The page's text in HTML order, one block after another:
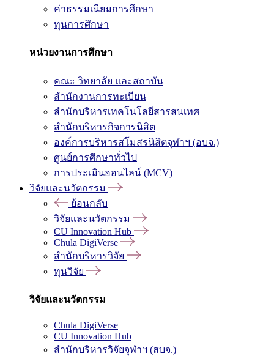
ค่าธรรมเนียมการศึกษา
ทุนการศึกษา
หน่วยงานการศึกษา
คณะ วิทยาลัย และสถาบัน
สำนักงานการทะเบียน
สำนักบริหารเทคโนโลยีสารสนเทศ
สำนักบริหารกิจการนิสิต
องค์การบริหารสโมสรนิสิตจุฬาฯ (อบจ.)
ศูนย์การศึกษาทั่วไป
การประเมินออนไลน์ (MCV)
วิจัยและนวัตกรรม
ย้อนกลับ
วิจัยและนวัตกรรม
CU Innovation Hub
Chula DigiVerse
สำนักบริหารวิจัย
ทุนวิจัย
วิจัยและนวัตกรรม
Chula DigiVerse
CU Innovation Hub
สำนักบริหารวิจัยจุฬาฯ (สบจ.)